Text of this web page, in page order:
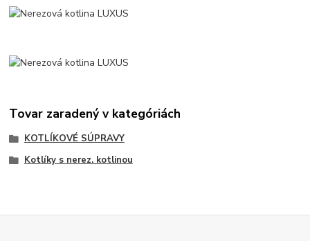
Tovar zaradený v kategóriách
KOTLÍKOVÉ SÚPRAVY
Kotlíky s nerez. kotlinou